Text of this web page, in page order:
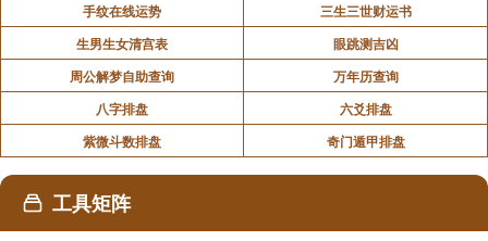
手纹在线运势
三生三世财运书
生男生女清宫表
眼跳测吉凶
周公解梦自助查询
万年历查询
八字排盘
六爻排盘
紫微斗数排盘
奇门遁甲排盘
工具矩阵